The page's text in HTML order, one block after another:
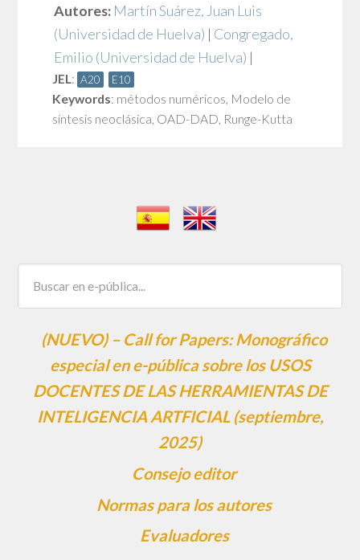
Autores: Martín Suárez, Juan Luis
(Universidad de Huelva) | Congregado,
Emilio (Universidad de Huelva) |
JEL: A20 E10
Keywords: métodos numéricos, Modelo de
síntesis neoclásica, OAD-DAD, Runge-Kutta
(NUEVO) – Call for Papers: Monográfico
especial en e-pública sobre los USOS
DOCENTES DE LAS HERRAMIENTAS DE
INTELIGENCIA ARTFICIAL (septiembre,
2025)
Consejo editor
Normas para los autores
Evaluadores